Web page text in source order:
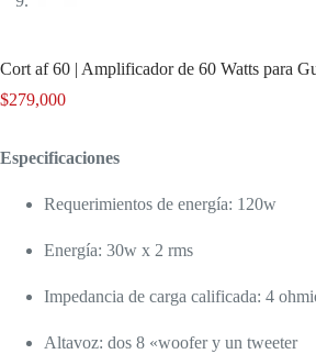
Cort af 60 | Amplificador de 60 Watts para
$279,000
Especificaciones
Requerimientos de energía: 120w
Energía: 30w x 2 rms
Impedancia de carga calificada: 4
Altavoz: dos 8 «woofer y un tweeter